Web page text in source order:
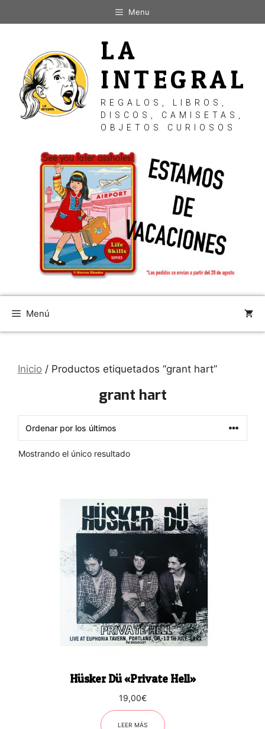
al
Menu
LA
INTEGRAL
REGALOS, LIBROS,
DISCOS, CAMISETAS,
OBJETOS CURIOSOS
Menú
Inicio / Productos etiquetados “grant hart”
grant hart
Mostrando el único resultado
Hüsker Dü «Private Hell»
19,00€
LEER MÁS